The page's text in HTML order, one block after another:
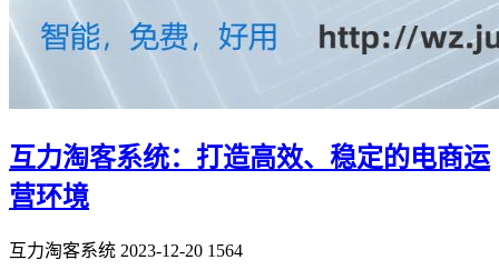
互力淘客系统：打造高效、稳定的电商运
营环境
互力淘客系统 2023-12-20 1564